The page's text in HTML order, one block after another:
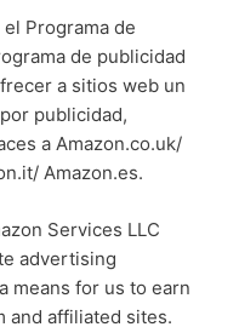
Programa de
de publicidad
a sitios web un
publicidad,
a Amazon.co.uk/
Amazon.es.
Services LLC
advertising
means for us to earn
and affiliated sites.